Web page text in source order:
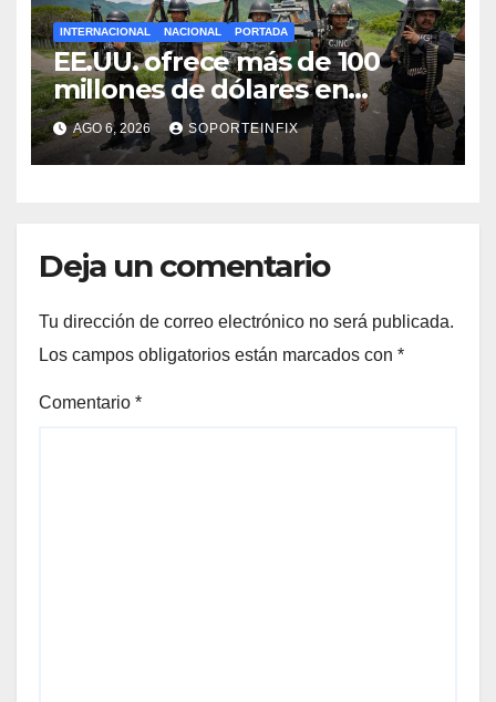
INTERNACIONAL NACIONAL PORTADA
EE.UU. ofrece más de 100
millones de dólares en
recompensas por líderes del
CJNG
AGO 6, 2026 SOPORTEINFIX
Deja un comentario
Tu dirección de correo electrónico no será publicada.
Los campos obligatorios están marcados con *
Comentario *